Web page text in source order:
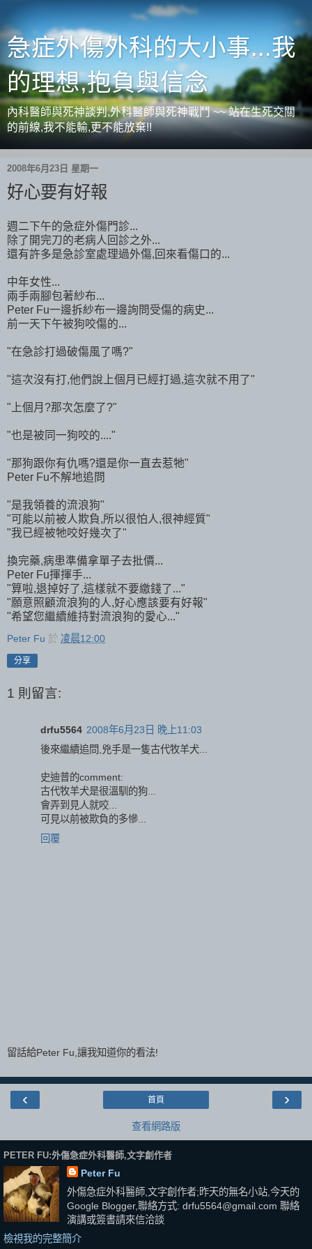
急症外傷外科的大小事...我
的理想,抱負與信念
內科醫師與死神談判,外科醫師與死神戰鬥 ~~ 站在生死交關
的前線,我不能輸,更不能放棄!!
2008年6月23日 星期一
好心要有好報
週二下午的急症外傷門診...
除了開完刀的老病人回診之外...
還有許多是急診室處理過外傷,回來看傷口的...
中年女性...
兩手兩腳包著紗布...
Peter Fu一邊拆紗布一邊詢問受傷的病史...
前一天下午被狗咬傷的...
"在急診打過破傷風了嗎?"
"這次沒有打,他們說上個月已經打過,這次就不用了"
"上個月?那次怎麼了?"
"也是被同一狗咬的...."
"那狗跟你有仇嗎?還是你一直去惹牠"
Peter Fu不解地追問
"是我領養的流浪狗"
"可能以前被人欺負,所以很怕人,很神經質"
"我已經被牠咬好幾次了"
換完藥,病患準備拿單子去批價...
Peter Fu揮揮手...
"算啦,退掉好了,這樣就不要繳錢了..."
"願意照顧流浪狗的人,好心應該要有好報"
"希望您繼續維持對流浪狗的愛心..."
Peter Fu 於 凌晨12:00
分享
1 則留言:
drfu5564 2008年6月23日 晚上11:03
後來繼續追問,兇手是一隻古代牧羊犬...
史迪普的comment:
古代牧羊犬是很溫馴的狗...
會弄到見人就咬...
可見以前被欺負的多慘...
回覆
留話給Peter Fu,讓我知道你的看法!
‹ ›
首頁
查看網路版
PETER FU:外傷急症外科醫師,文字創作者
Peter Fu
外傷急症外科醫師,文字創作者;昨天的無名小站,今天的
Google Blogger,聯絡方式: drfu5564@gmail.com 聯絡
演講或簽書請來信洽談
檢視我的完整簡介